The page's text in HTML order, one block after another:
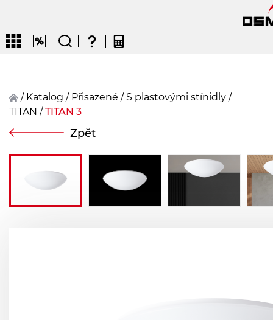
CZENDEFR FIN
/ Katalog / přisazené / S plastovými stínidly /
TITAN / TITAN 3
Zpět